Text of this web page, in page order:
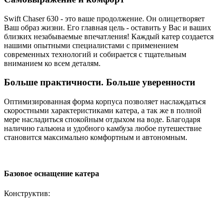
Swift Chaser 630 - это ваше продолжение. Он олицетворяет
Ваш образ жизни. Его главная цель - оставить у Вас и ваших
близких незабываемые впечатления! Каждый катер создается
нашими опытными специалистами с применением
современных технологий и собирается с тщательным
вниманием ко всем деталям.
Больше практичности. Больше уверенности
Оптимизированная форма корпуса позволяет наслаждаться
скоростными характеристиками катера, а так же в полной
мере насладиться спокойным отдыхом на воде. Благодаря
наличию гальюна и удобного камбуза любое путешествие
становится максимально комфортным и автономным.
Базовое оснащение катера
Конструктив: